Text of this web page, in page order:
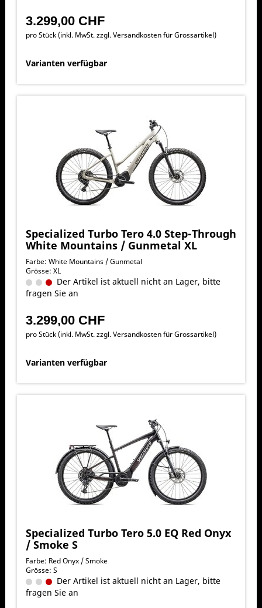
3.299,00 CHF
pro Stück (inkl. MwSt. zzgl.Versandkosten für Grossartikel)
Varianten verfügbar
Specialized Turbo Tero 4.0 Step-Through
White Mountains / Gunmetal XL
Farbe: White Mountains / Gunmetal
Grösse: XL
Der Artikel ist aktuell nicht an Lager, bitte
fragen Sie an
3.299,00 CHF
pro Stück (inkl. MwSt. zzgl.Versandkosten für Grossartikel)
Varianten verfügbar
Specialized Turbo Tero 5.0 EQ Red Onyx
/ Smoke S
Farbe: Red Onyx / Smoke
Grösse: S
Der Artikel ist aktuell nicht an Lager, bitte
fragen Sie an